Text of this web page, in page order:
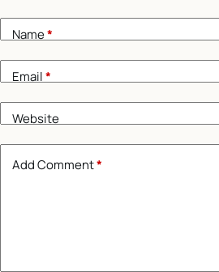
Name*
Email*
Website
Add Comment*